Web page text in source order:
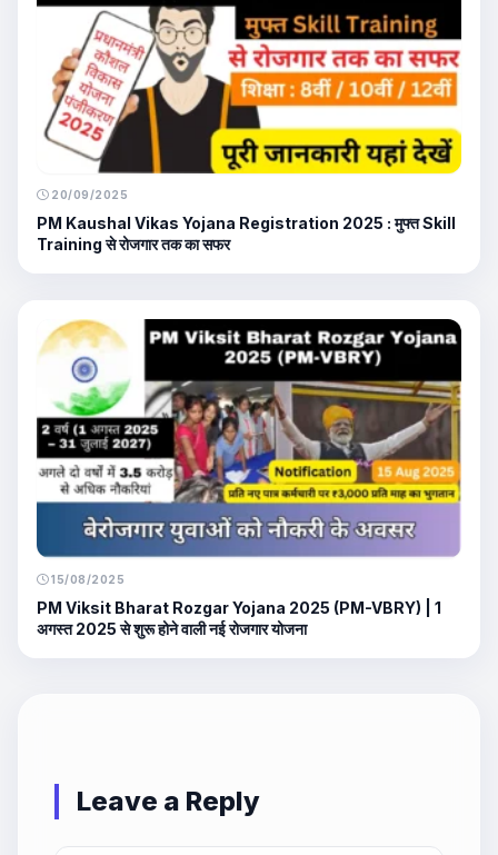
20/09/2025
PM Kaushal Vikas Yojana Registration 2025 : मुफ्त Skill
Training से रोजगार तक का सफर
15/08/2025
PM Viksit Bharat Rozgar Yojana 2025 (PM-VBRY) | 1
अगस्त 2025 से शुरू होने वाली नई रोजगार योजना
Leave a Reply